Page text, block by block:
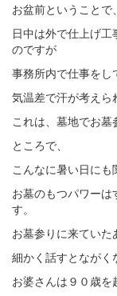
お盆前ということで
日中は外で仕上げ
のですが
事務所内で仕事をし
気温差で汗が考えら
これは、墓地でお墓
ところで、
こんなに暑い日にも
お墓のもつパワーは
す。
お墓参りに来てい
細かく話すとなが
お婆さんは９０歳